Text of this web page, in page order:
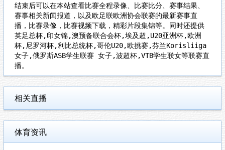
结束后可以在本站查看比赛全程录像、比赛比分、赛事结果、
赛事相关新闻报道，以及欧足联欧洲协会联赛的最新赛事直
播，比赛录像，比赛视频下载，精彩片段集锦等。同时还提供
英足总杯,印女锦,澳预备联合会杯,埃及超,U20亚洲杯,欧洲
杯,尼罗河杯,利比总统杯,哥伦U20,欧挑赛,芬兰Korisliiga
女子,俄罗斯ASB学生联赛 女子,波超杯,VTB学生联女等联赛直
播。
相关直播
体育资讯